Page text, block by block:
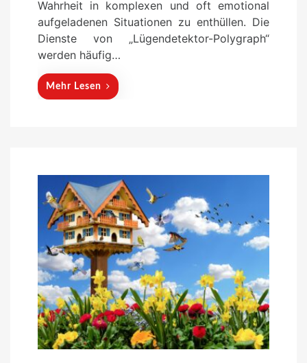
Wahrheit in komplexen und oft emotional
aufgeladenen Situationen zu enthüllen. Die
Dienste von „Lügendetektor-Polygraph“
werden häufig…
Mehr Lesen